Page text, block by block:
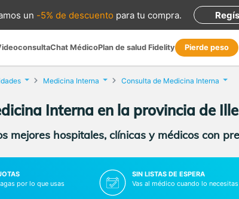
un -5% de descuento para tu compra.
Chat MédicoPlan de salud Fidelity Pierde peso
Medicina Interna Consulta de Medicina Interna
Interna en la provincia de
mejores hospitales, clínicas y médicos con
por lo que usas
SIN LISTAS DE ESPERA
Vas al médico cuando lo necesitas